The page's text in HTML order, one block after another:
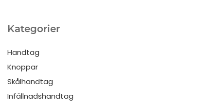
Kategorier
Handtag
Knoppar
Skålhandtag
Infällnadshandtag